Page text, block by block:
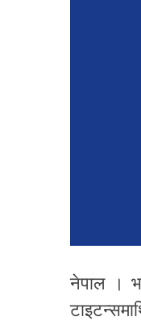
नेपाल ।